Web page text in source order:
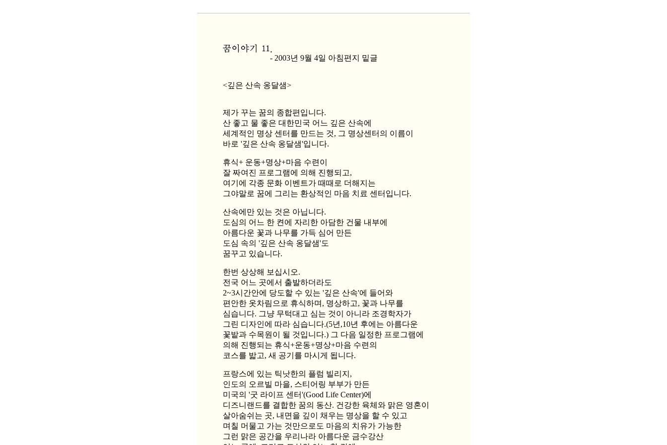
- 2003년 9월 4일 아침편지 밑글
<깊은 산속 옹달샘>
제가 꾸는 꿈의 종합편입니다.
산 좋고 물 좋은 대한민국 어느 깊은 산속에
세계적인 명상 센터를 만드는 것, 그 명상센터의 이름이
바로 '깊은 산속 옹달샘'입니다.
휴식+ 운동+명상+마음 수련이
잘 짜여진 프로그램에 의해 진행되고,
여기에 각종 문화 이벤트가 때때로 더해지는
그야말로 꿈에 그리는 환상적인 마음 치료 센터입니다.
산속에만 있는 것은 아닙니다.
도심의 어느 한 켠에 자리한 아담한 건물 내부에
아름다운 꽃과 나무를 가득 심어 만든
도심 속의 '깊은 산속 옹달샘'도
꿈꾸고 있습니다.
한번 상상해 보십시오.
전국 어느 곳에서 출발하더라도
2~3시간안에 당도할 수 있는 '깊은 산속'에 들어와
편안한 옷차림으로 휴식하며, 명상하고, 꽃과 나무를
심습니다. 그냥 무턱대고 심는 것이 아니라 조경학자가
그린 디자인에 따라 심습니다.(5년,10년 후에는 아름다운
꽃밭과 수목원이 될 것입니다.) 그 다음 일정한 프로그램에
의해 진행되는 휴식+운동+명상+마음 수련의
코스를 밟고, 새 공기를 마시게 됩니다.
프랑스에 있는 틱낫한의 플럼 빌리지,
인도의 오르빌 마을, 스티어링 부부가 만든
미국의 '굿 라이프 센터'(Good Life Center)에
디즈니랜드를 결합한 꿈의 동산. 건강한 육체와 맑은 영혼이
살아숨쉬는 곳, 내면을 깊이 채우는 명상을 할 수 있고
며칠 머물고 가는 것만으로도 마음의 치유가 가능한
그런 맑은 공간을 우리나라 아름다운 금수강산